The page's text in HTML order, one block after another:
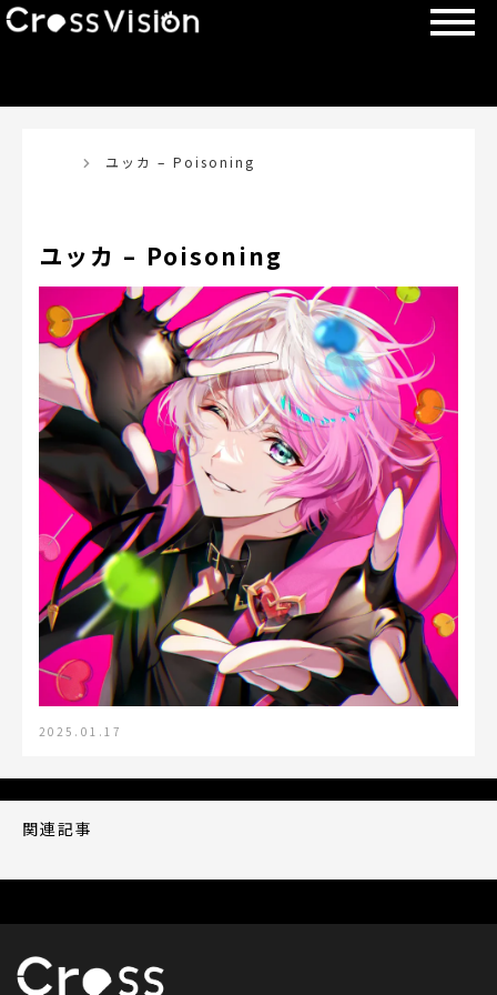
ユッカ – Poisoning
ユッカ – Poisoning
2025.01.17
関連記事